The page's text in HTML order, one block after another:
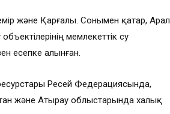
және Қарғалы. Сонымен қатар, Арал
мемлекеттік су
есепке алынған.
Ресей Федерациясында,
және Атырау облыстарында халық